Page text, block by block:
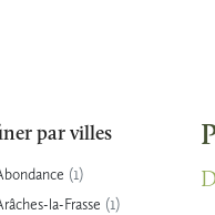
par villes
(1)
la-Frasse (1)